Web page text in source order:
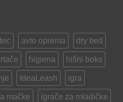
avto oprema dry bed
higiena hišni boks
IdeaLeash igra
mačke igrače za mladičke